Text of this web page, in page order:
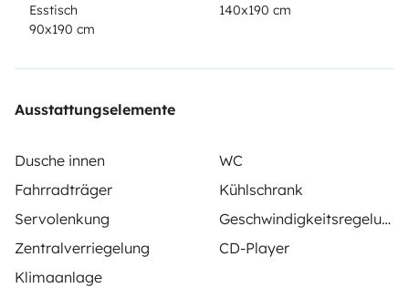
Esstisch
90x190 cm
140x190 cm
Ausstattungselemente
Dusche innen
WC
Fahrradträger
Kühlschrank
Servolenkung
Geschwindigkeitsregelung
Zentralverriegelung
CD-Player
Klimaanlage